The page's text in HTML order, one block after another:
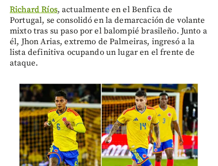
Richard Ríos, actualmente en el Benfica de
Portugal, se consolidó en la demarcación de volante
mixto tras su paso por el balompié brasileño. Junto a
él, Jhon Arias, extremo de Palmeiras, ingresó a la
lista definitiva ocupando un lugar en el frente de
ataque.